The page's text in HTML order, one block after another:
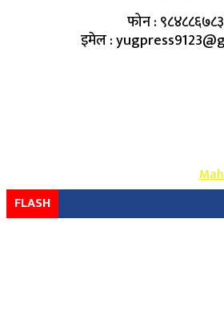
फोन :
इमेल :
Design & Develop By-
FLASH